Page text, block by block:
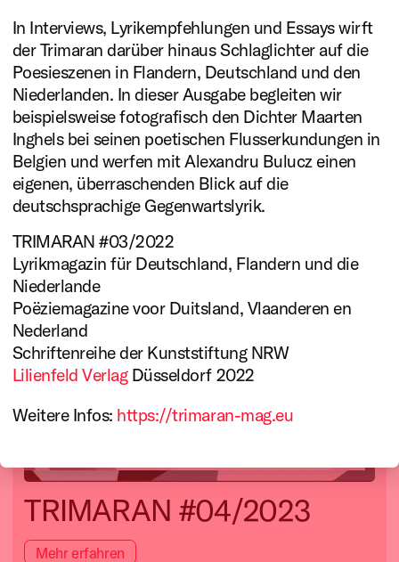
In Interviews, Lyrikempfehlungen und Essays wirft
der Trimaran darüber hinaus Schlaglichter auf die
Poesieszenen in Flandern, Deutschland und den
Niederlanden. In dieser Ausgabe begleiten wir
beispielsweise fotografisch den Dichter Maarten
Inghels bei seinen poetischen Flusserkundungen in
Belgien und werfen mit Alexandru Bulucz einen
eigenen, überraschenden Blick auf die
deutschsprachige Gegenwartslyrik.
TRIMARAN #03/2022
Lyrikmagazin für Deutschland, Flandern und die
Niederlande
Poëziemagazine voor Duitsland, Vlaanderen en
Nederland
Schriftenreihe der Kunststiftung NRW
Lilienfeld VerlagDüsseldorf 2022
Weitere Infos: https://trimaran-mag.eu
TRIMARAN #04/2023
Mehr erfahren